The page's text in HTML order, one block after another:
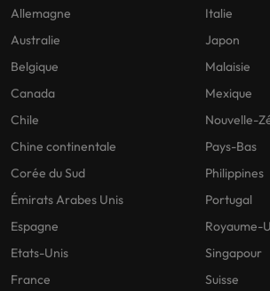
Allemagne
Australie
Belgique
Canada
Chile
Chine continentale
Corée du Sud
Émirats Arabes Unis
Espagne
Etats-Unis
France
Italie
Japon
Malaisie
Mexique
Nouvelle-
Pays-Bas
Philippines
Portugal
Royaume-
Singapour
Suisse